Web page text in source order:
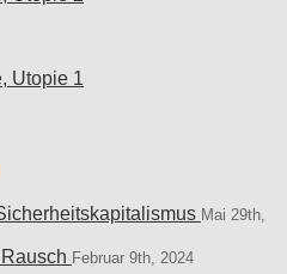
Utopie 1
Mai 29th,
Februar 9th, 2024